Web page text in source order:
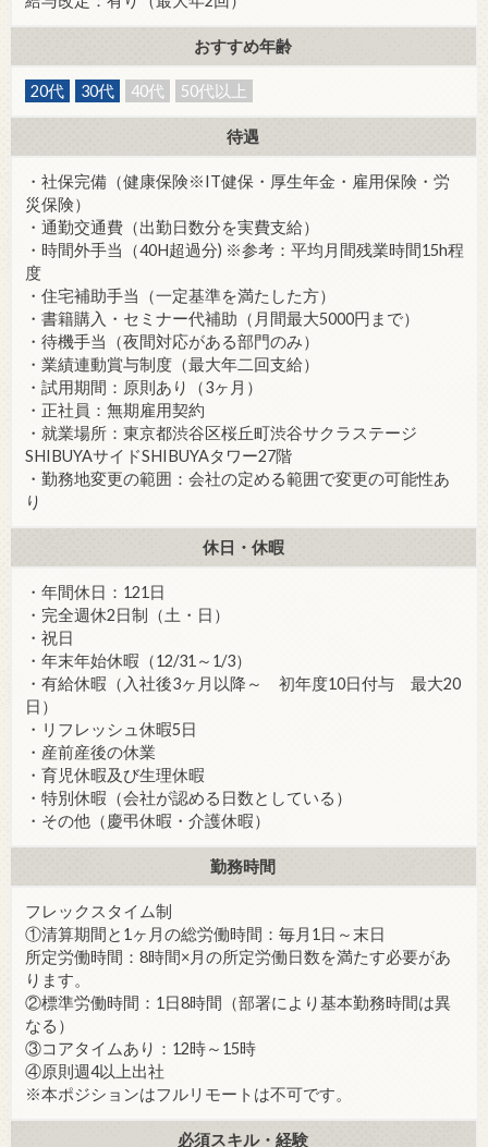
おすすめ年齢
20代 30代 40代 50代以上
待遇
・社保完備（健康保険※IT健保・厚生年金・雇用保険・労
災保険）
・通勤交通費（出勤日数分を実費支給）
・時間外手当（40H超過分) ※参考：平均月間残業時間15h程
度
・住宅補助手当（一定基準を満たした方）
・書籍購入・セミナー代補助（月間最大5000円まで）
・待機手当（夜間対応がある部門のみ）
・業績連動賞与制度（最大年二回支給）
・試用期間：原則あり（3ヶ月）
・正社員：無期雇用契約
・就業場所：東京都渋谷区桜丘町渋谷サクラステージ
SHIBUYAサイドSHIBUYAタワー27階
・勤務地変更の範囲：会社の定める範囲で変更の可能性あ
り
休日・休暇
・年間休日：121日
・完全週休2日制（土・日）
・祝日
・年末年始休暇（12/31～1/3）
・有給休暇（入社後3ヶ月以降～ 初年度10日付与 最大20
日）
・リフレッシュ休暇5日
・産前産後の休業
・育児休暇及び生理休暇
・特別休暇（会社が認める日数としている）
・その他（慶弔休暇・介護休暇）
勤務時間
フレックスタイム制
①清算期間と1ヶ月の総労働時間：毎月1日～末日
所定労働時間：8時間×月の所定労働日数を満たす必要があ
ります。
②標準労働時間：1日8時間（部署により基本勤務時間は異
なる）
③コアタイムあり：12時～15時
④原則週4以上出社
※本ポジションはフルリモートは不可です。
必須スキル・経験